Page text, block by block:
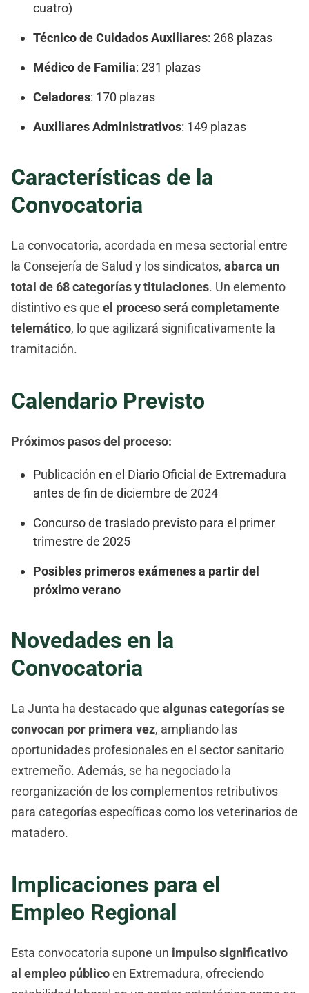
cuatro)
Técnico de Cuidados Auxiliares: 268 plazas
Médico de Familia: 231 plazas
Celadores: 170 plazas
Auxiliares Administrativos: 149 plazas
Características de la
Convocatoria
La convocatoria, acordada en mesa sectorial entre
la Consejería de Salud y los sindicatos, abarca un
total de 68 categorías y titulaciones. Un elemento
distintivo es que el proceso será completamente
telemático, lo que agilizará significativamente la
tramitación.
Calendario Previsto
Próximos pasos del proceso:
Publicación en el Diario Oficial de Extremadura
antes de fin de diciembre de 2024
Concurso de traslado previsto para el primer
trimestre de 2025
Posibles primeros exámenes a partir del
próximo verano
Novedades en la
Convocatoria
La Junta ha destacado que algunas categorías se
convocan por primera vez, ampliando las
oportunidades profesionales en el sector sanitario
extremeño. Además, se ha negociado la
reorganización de los complementos retributivos
para categorías específicas como los veterinarios de
matadero.
Implicaciones para el
Empleo Regional
Esta convocatoria supone un impulso significativo
al empleo públicoen Extremadura, ofreciendo